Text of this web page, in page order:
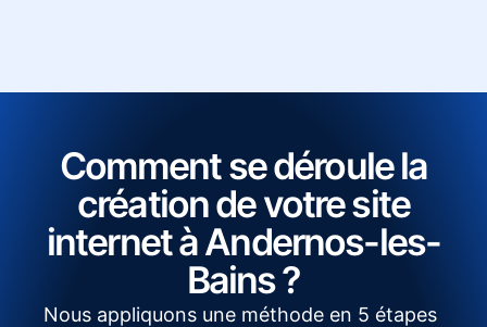
Comment se déroule la
création de votre site
internet à Andernos-les-
Bains ?
Nous appliquons une méthode en 5 étapes